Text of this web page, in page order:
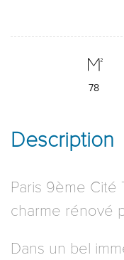
78
Description
Paris 9ème Cité
charme rénové
Dans un bel